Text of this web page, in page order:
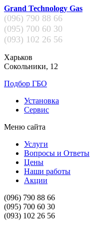
Grand Technology Gas
(096) 790 88 66
(095) 700 60 30
(093) 102 26 56
Харьков
Сокольники, 12
Подбор ГБО
Установка
Сервис
Меню сайта
Услуги
Вопросы и Ответы
Цены
Наши работы
Акции
(096) 790 88 66
(095) 700 60 30
(093) 102 26 56